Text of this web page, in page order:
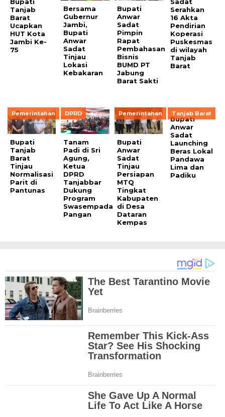
Tanjab
Barat
Ucapkan
HUT Kota
Jambi Ke-
75
Bersama
Gubernur
Jambi,
Bupati
Anwar
Sadat
Tinjau
Lokasi
Kebakaran
Bupati
Anwar
Sadat
Pimpin
Rapat
Pembahasan
Bisnis
BUMD PT
Jabung
Barat Sakti
Serahkan
16 Akta
Pendirian
Koperasi
Puskesmas
di wilayah
Tanjab
Barat
Pemerintahan
Bupati
Tanjab
Barat
Tinjau
Normalisasi
Parit di
Pantunas
DPRD
Tanam
Padi di Sri
Agung,
Ketua
DPRD
Tanjabbar
Dukung
Program
Swasempada
Pangan
Pemerintahan
Bupati
Anwar
Sadat
Tinjau
Persiapan
MTQ
Tingkat
Kabupaten
di Desa
Dataran
Kempas
Tanjab Barat
Bupati
Anwar
Sadat
Launching
Beras Lokal
Pandawa
Lima dan
Padiku